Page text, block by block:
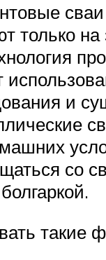
сваи
только на
и
со
такие